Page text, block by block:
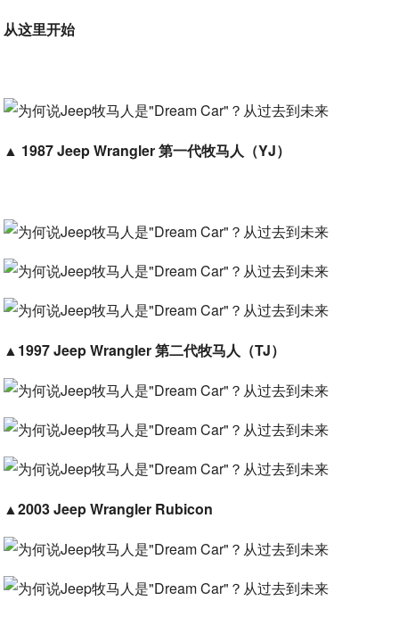
从这里开始
▲ 1987 Jeep Wrangler 第一代牧马人（YJ）
▲1997 Jeep Wrangler 第二代牧马人（TJ）
▲2003 Jeep Wrangler Rubicon